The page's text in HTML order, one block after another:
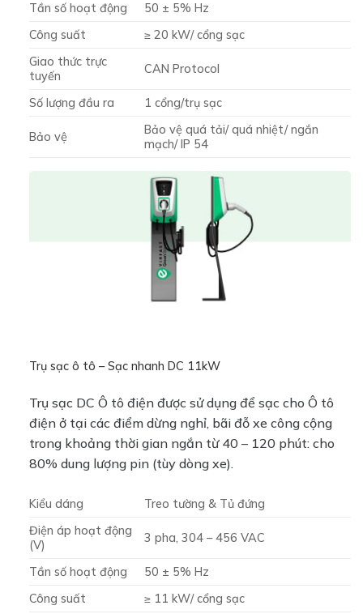
Tần số hoạt động
50 ± 5% Hz
Công suất
≥ 20 kW/ cổng sạc
Giao thức trực
tuyến
CAN Protocol
Số lượng đầu ra 1 cổng/trụ sạc
Bảo vệ
Bảo vệ quá tải/ quá nhiệt/ ngắn
mạch/ IP 54
Trụ sạc ô tô – Sạc nhanh DC 11kW
Trụ sạc DC Ô tô điện được sử dụng để sạc cho Ô tô
điện ở tại các điểm dừng nghỉ, bãi đỗ xe công cộng
trong khoảng thời gian ngắn từ 40 – 120 phút: cho
80% dung lượng pin (tùy dòng xe).
Kiểu dáng
Treo tường & Tủ đứng
Điện áp hoạt động
(V)
3 pha, 304 – 456 VAC
Tần số hoạt động
50 ± 5% Hz
Công suất
≥ 11 kW/ cổng sạc